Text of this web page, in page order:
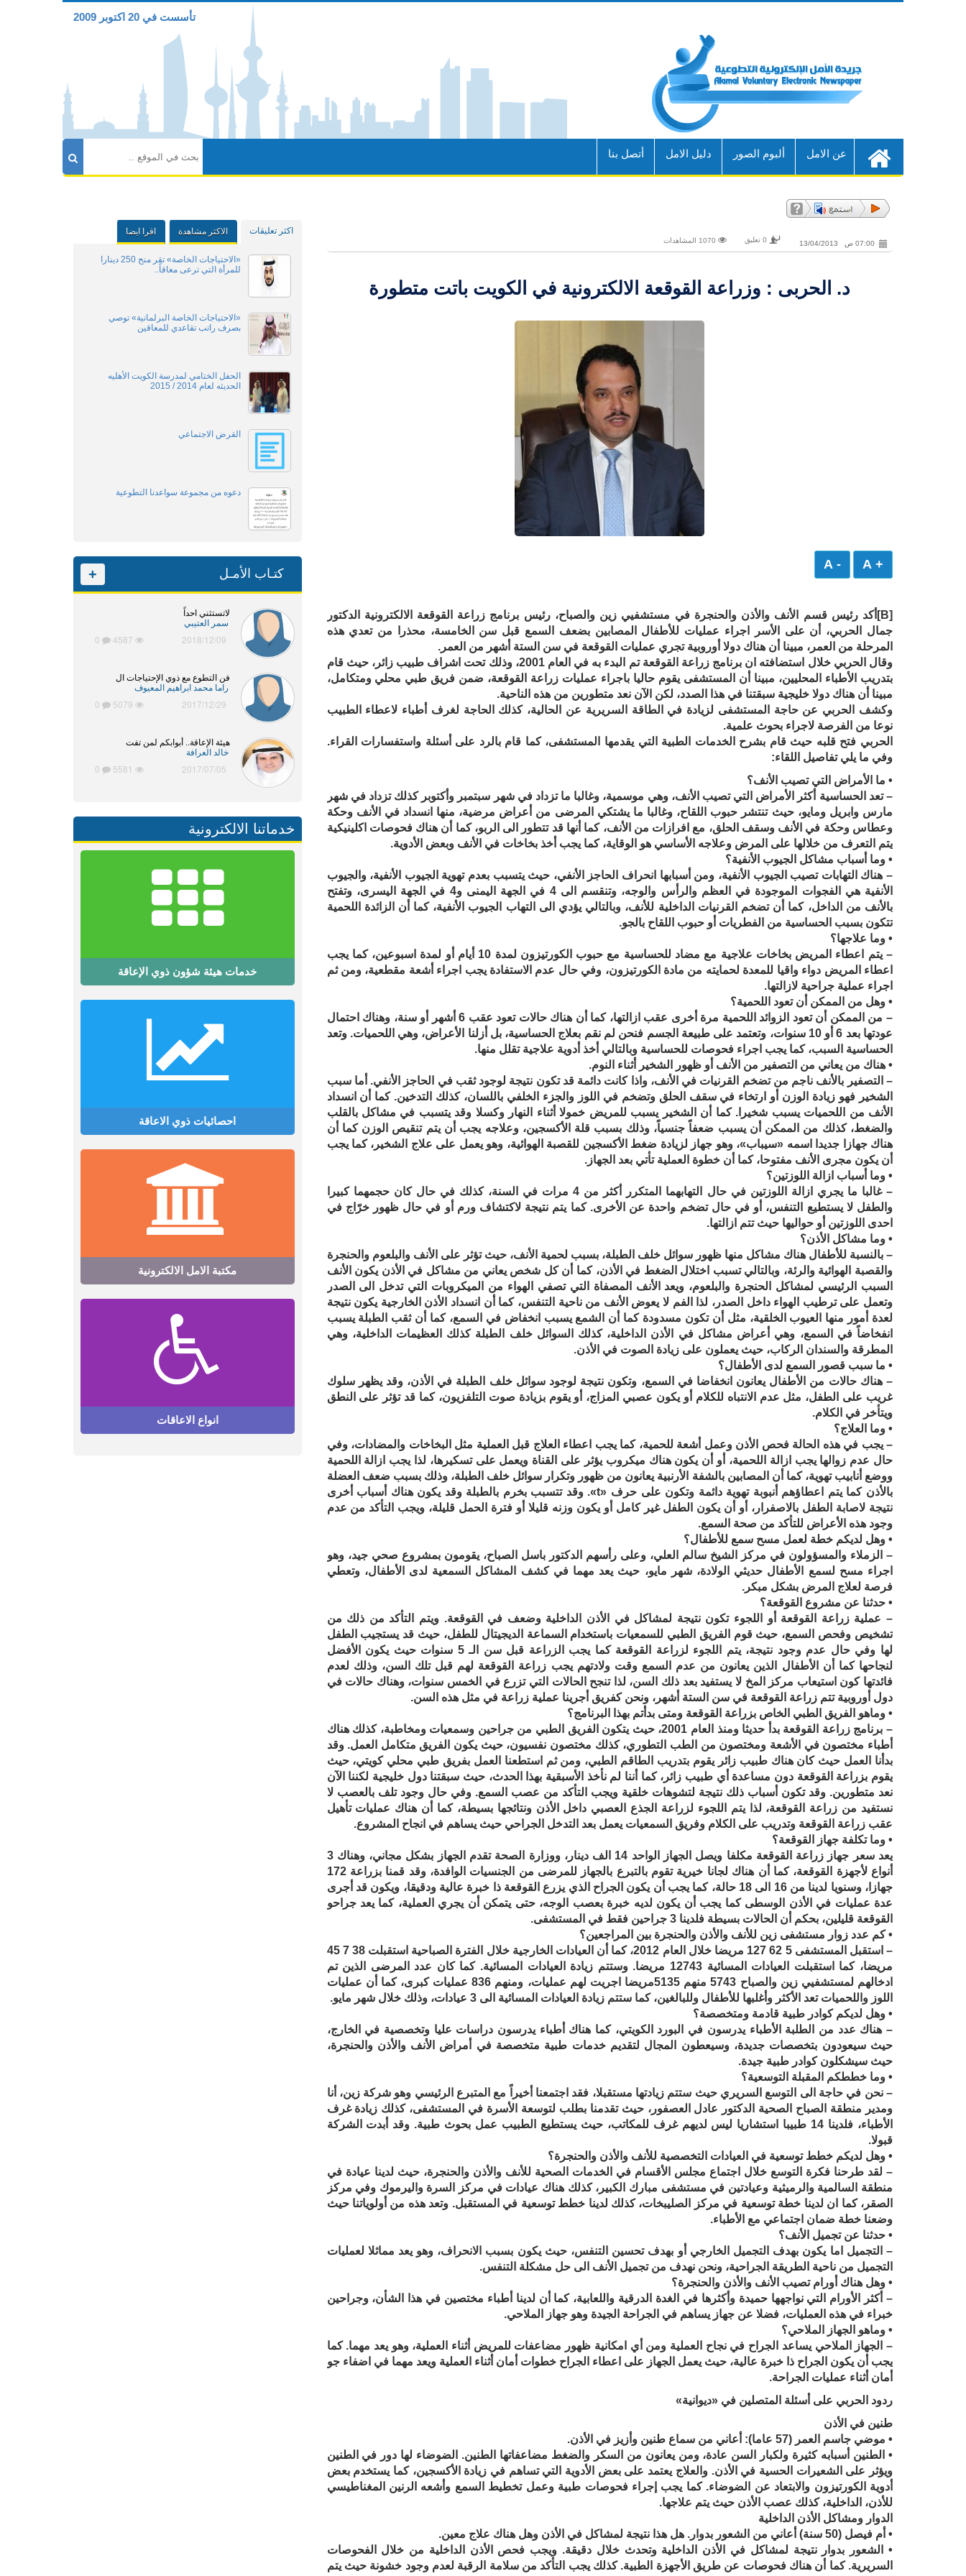
تأسست في 20 اكتوبر 2009
عن الامل ألبوم الصور دليل الامل أتصل بنا
07:00 ص 13/04/2013 0 تعليق
د. الحربى : وزراعة القوقعة الالكترونية في الكويت باتت متطورة
+ A
- A
[B]أكد رئيس قسم الأنف والأذن والحنجرة في مستشفيي زين والصباح، رئيس برنامج زراعة القوقعة الالكترونية الدكتور
جمال الحربي، أن على الأسر اجراء عمليات للأطفال المصابين بضعف السمع قبل سن الخامسة، محذرا من تعدي هذه
المرحلة من العمر، مبينا أن هناك دولا أوروبية تجري عمليات القوقعة في سن الستة أشهر من العمر.
وقال الحربي خلال استضافته ان برنامج زراعة القوقعة تم البدء به في العام 2001، وذلك تحت اشراف طبيب زائر، حيث قام
بتدريب الأطباء المحليين، مبينا أن المستشفى يقوم حاليا باجراء عمليات زراعة القوقعة، ضمن فريق طبي محلي ومتكامل،
مبينا أن هناك دولا خليجية سبقتنا في هذا الصدد، لكن الآن نعد متطورين من هذه الناحية.
وكشف الحربي عن حاجة المستشفى لزيادة في الطاقة السريرية عن الحالية، كذلك الحاجة لغرف أطباء لاعطاء الطبيب
نوعا من الفرصة لاجراء بحوث علمية.
الحربي فتح قلبه حيث قام بشرح الخدمات الطبية التي يقدمها المستشفى، كما قام بالرد على أسئلة واستفسارات القراء.
وفي ما يلي تفاصيل اللقاء:
• ما الأمراض التي تصيب الأنف؟
– تعد الحساسية أكثر الأمراض التي تصيب الأنف، وهي موسمية، وغالبا ما تزداد في شهر سبتمبر وأكتوبر كذلك تزداد في شهر
مارس وابريل ومايو، حيث تنتشر حبوب اللقاح، وغالبا ما يشتكي المرضى من أعراض مرضية، منها انسداد في الأنف وحكة
وعطاس وحكة في الأنف وسقف الحلق، مع افرازات من الأنف، كما أنها قد تتطور الى الربو، كما أن هناك فحوصات اكلينيكية
يتم التعرف من خلالها على المرض وعلاجه الأساسي هو الوقاية، كما يجب أخذ بخاخات في الأنف وبعض الأدوية.
• وما أسباب مشاكل الجيوب الأنفية؟
– هناك التهابات تصيب الجيوب الأنفية، ومن أسبابها انحراف الحاجز الأنفي، حيث يتسبب بعدم تهوية الجيوب الأنفية، والجيوب
الأنفية هي الفجوات الموجودة في العظم والرأس والوجه، وتنقسم الى 4 في الجهة اليمنى و4 في الجهة اليسرى، وتفتح
بالأنف من الداخل، كما أن تضخم القرنيات الداخلية للأنف، وبالتالي يؤدي الى التهاب الجيوب الأنفية، كما أن الزائدة اللحمية
تتكون بسبب الحساسية من الفطريات أو حبوب اللقاح بالجو.
• وما علاجها؟
– يتم اعطاء المريض بخاخات علاجية مع مضاد للحساسية مع حبوب الكورتيزون لمدة 10 أيام أو لمدة اسبوعين، كما يجب
اعطاء المريض دواء واقيا للمعدة لحمايته من مادة الكورتيزون، وفي حال عدم الاستفادة يجب اجراء أشعة مقطعية، ومن ثم
اجراء عملية جراحية لازالتها.
• وهل من الممكن أن تعود اللحمية؟
– من الممكن أن تعود الزوائد اللحمية مرة أخرى عقب ازالتها، كما أن هناك حالات تعود عقب 6 أشهر أو سنة، وهناك احتمال
عودتها بعد 6 أو 10 سنوات، وتعتمد على طبيعة الجسم فنحن لم نقم بعلاج الحساسية، بل أزلنا الأعراض، وهي اللحميات. وتعد
الحساسية السبب، كما يجب اجراء فحوصات للحساسية وبالتالي أخذ أدوية علاجية تقلل منها.
• هناك من يعاني من التصفير من الأنف أو ظهور الشخير أثناء النوم.
– التصفير بالأنف ناجم من تضخم القرنيات في الأنف، واذا كانت دائمة قد تكون نتيجة لوجود ثقب في الحاجز الأنفي. أما سبب
الشخير فهو زيادة الوزن أو ارتخاء في سقف الحلق وتضخم في اللوز والجزء الخلفي باللسان، كذلك التدخين. كما أن انسداد
الأنف من اللحميات يسبب شخيرا. كما أن الشخير يسبب للمريض خمولا أثناء النهار وكسلا وقد يتسبب في مشاكل بالقلب
والضغط، كذلك من الممكن أن يسبب ضعفاً جنسياً، وذلك بسبب قلة الأكسجين، وعلاجه يجب أن يتم تنقيص الوزن كما أن
هناك جهازا جديدا اسمه «سيباب»، وهو جهاز لزيادة ضغط الأكسجين للقصبة الهوائية، وهو يعمل على علاج الشخير، كما يجب
أن يكون مجرى الأنف مفتوحا، كما أن خطوة العملية تأتي بعد الجهاز.
• وما أسباب ازالة اللوزتين؟
– غالبا ما يجري ازالة اللوزتين في حال التهابهما المتكرر أكثر من 4 مرات في السنة، كذلك في حال كان حجمهما كبيرا
والطفل لا يستطيع التنفس، أو في حال تضخم واحدة عن الأخرى. كما يتم نتيجة لاكتشاف ورم أو في حال ظهور خرّاج في
احدى اللوزتين أو حواليها حيث تتم ازالتها.
• وما مشاكل الأذن؟
– بالنسبة للأطفال هناك مشاكل منها ظهور سوائل خلف الطبلة، بسبب لحمية الأنف، حيث تؤثر على الأنف والبلعوم والحنجرة
والقصبة الهوائية والرئة، وبالتالي تسبب اختلال الضغط في الأذن، كما أن كل شخص يعاني من مشاكل في الأذن يكون الأنف
السبب الرئيسي لمشاكل الحنجرة والبلعوم، ويعد الأنف المصفاة التي تصفي الهواء من الميكروبات التي تدخل الى الصدر
وتعمل على ترطيب الهواء داخل الصدر، لذا الفم لا يعوض الأنف من ناحية التنفس، كما أن انسداد الأذن الخارجية يكون نتيجة
لعدة أمور منها العيوب الخلقية، مثل أن تكون مسدودة كما أن الشمع يسبب انخفاض في السمع، كما أن ثقب الطبلة يسبب
انفخاضاً في السمع، وهي أعراض مشاكل في الأذن الداخلية، كذلك السوائل خلف الطبلة كذلك العظيمات الداخلية، وهي
المطرقة والسندان الركاب، حيث يعملون على زيادة الصوت في الأذن.
• ما سبب قصور السمع لدى الأطفال؟
– هناك حالات من الأطفال يعانون انخفاضا في السمع، وتكون نتيجة لوجود سوائل خلف الطبلة في الأذن، وقد يظهر سلوك
غريب على الطفل، مثل عدم الانتباه للكلام أو يكون عصبي المزاج، أو يقوم بزيادة صوت التلفزيون، كما قد تؤثر على النطق
ويتأخر في الكلام.
• وما العلاج؟
– يجب في هذه الحالة فحص الأذن وعمل أشعة للحمية، كما يجب اعطاء العلاج قبل العملية مثل البخاخات والمضادات، وفي
حال عدم زوالها يجب ازالة اللحمية، أو أن يكون هناك ميكروب يؤثر على القناة ويعمل على تسكيرها، لذا يجب ازالة اللحمية
ووضع أنابيب تهوية، كما أن المصابين بالشفة الأرنبية يعانون من ظهور وتكرار سوائل خلف الطبلة، وذلك بسبب ضعف العضلة
بالأذن كما يتم اعطاؤهم أنبوبة تهوية دائمة وتكون على حرف «t». وقد تتسبب بخرم بالطبلة وقد يكون هناك أسباب أخرى
نتيجة لاصابة الطفل بالاصفرار، أو أن يكون الطفل غير كامل أو يكون وزنه قليلا أو فترة الحمل قليلة، ويجب التأكد من عدم
وجود هذه الأعراض للتأكد من صحة السمع.
• وهل لديكم خطة لعمل مسح سمع للأطفال؟
– الزملاء والمسؤولون في مركز الشيخ سالم العلي، وعلى رأسهم الدكتور باسل الصباح، يقومون بمشروع صحي جيد، وهو
اجراء مسح لسمع الأطفال حديثي الولادة، شهر مايو، حيث يعد مهما في كشف المشاكل السمعية لدى الأطفال، وتعطي
فرصة لعلاج المرض بشكل مبكر.
• حدثنا عن مشروع القوقعة؟
– عملية زراعة القوقعة أو اللجوء تكون نتيجة لمشاكل في الأذن الداخلية وضعف في القوقعة. ويتم التأكد من ذلك من
تشخيص وفحص السمع، حيث قوم الفريق الطبي للسمعيات باستخدام السماعة الديجيتال للطفل، حيث قد يستجيب الطفل
لها وفي حال عدم وجود نتيجة، يتم اللجوء لزراعة القوقعة كما يجب الزراعة قبل سن الـ 5 سنوات حيث يكون الأفضل
لنجاحها كما أن الأطفال الذين يعانون من عدم السمع وقت ولادتهم يجب زراعة القوقعة لهم قبل تلك السن، وذلك لعدم
فائدتها كون استيعاب مركز المخ لا يستفيد بعد ذلك السن، لذا تنجح الحالات التي تزرع في الخمس سنوات، وهناك حالات في
دول أوروبية تتم زراعة القوقعة في سن الستة أشهر، ونحن كفريق أجرينا عملية زراعة في مثل هذه السن.
• وماهو الفريق الطبي الخاص بزراعة القوقعة ومتى بدأتم بهذا البرنامج؟
– برنامج زراعة القوقعة بدأ حديثا ومنذ العام 2001، حيث يتكون الفريق الطبي من جراحين وسمعيات ومخاطبة، كذلك هناك
أطباء مختصون في الأشعة ومختصون من الطب التطوري، كذلك مختصون نفسيون، حيث يكون الفريق متكامل العمل. وقد
بدأنا العمل حيث كان هناك طبيب زائر يقوم بتدريب الطاقم الطبي، ومن ثم استطعنا العمل بفريق طبي محلي كويتي، حيث
يقوم بزراعة القوقعة دون مساعدة أي طبيب زائر، كما أننا لم نأخذ الأسبقية بهذا الحدث، حيث سبقتنا دول خليجية لكننا الآن
نعد متطورين. وقد تكون أسباب ذلك نتيجة لتشوهات خلقية ويجب التأكد من عصب السمع. وفي حال وجود تلف بالعصب لا
نستفيد من زراعة القوقعة، لذا يتم اللجوء لزراعة الجذع العصبي داخل الأذن ونتائجها بسيطة، كما أن هناك عمليات تأهيل
عقب زراعة القوقعة وتدريب على الكلام وفريق السمعيات يعمل بعد التدخل الجراحي حيث يساهم في انجاح المشروع.
• وما تكلفة جهاز القوقعة؟
يعد سعر جهاز زراعة القوقعة مكلفا ويصل الجهاز الواحد 14 الف دينار، ووزارة الصحة تقدم الجهاز بشكل مجاني، وهناك 3
أنواع لأجهزة القوقعة، كما أن هناك لجانا خيرية تقوم بالتبرع بالجهاز للمرضى من الجنسيات الوافدة، وقد قمنا بزراعة 172
جهازا، وسنويا لدينا من 16 الى 18 حالة، كما يجب أن يكون الجراح الذي يزرع القوقعة ذا خبرة عالية ودقيقا، ويكون قد أجرى
عدة عمليات في الأذن الوسطى كما يجب أن يكون لديه خبرة بعصب الوجه، حتى يتمكن أن يجري العملية، كما يعد جراحو
القوقعة قليلين، بحكم أن الحالات بسيطة فلدينا 3 جراحين فقط في المستشفى.
• كم عدد زوار مستشفى زين للأنف والأذن والحنجرة بين المراجعين؟
– استقبل المستشفى 5 62 127 مريضا خلال العام 2012، كما أن العيادات الخارجية خلال الفترة الصباحية استقبلت 38 7 45
مريضا، كما استقبلت العيادات المسائية 12743 مريضا. وستتم زيادة العيادات المسائية. كما كان عدد المرضى الذين تم
ادخالهم لمستشفيي زين والصباح 5743 منهم 5135مريضا اجريت لهم عمليات، ومنهم 836 عمليات كبرى، كما أن عمليات
اللوز واللحميات تعد الأكثر وأغلبها للأطفال وللبالغين، كما ستتم زيادة العيادات المسائية الى 3 عيادات، وذلك خلال شهر مايو.
• وهل لديكم كوادر طبية قادمة ومتخصصة؟
– هناك عدد من الطلبة الأطباء يدرسون في البورد الكويتي، كما هناك أطباء يدرسون دراسات عليا وتخصصية في الخارج،
حيث سيعودون بتخصصات جديدة، وسيعطون المجال لتقديم خدمات طبية متخصصة في أمراض الأنف والأذن والحنجرة،
حيث سيشكلون كوادر طبية جيدة.
• وما خططكم المقبلة التوسعية؟
– نحن في حاجة الى التوسع السريري حيث ستتم زيادتها مستقبلا، فقد اجتمعنا أخيراً مع المتبرع الرئيسي وهو شركة زين، أنا
ومدير منطقة الصباح الصحية الدكتور عادل العصفور، حيث تقدمنا بطلب لتوسعة الأسرة في المستشفى، كذلك زيادة غرف
الأطباء، فلدينا 14 طبيبا استشاريا ليس لديهم غرف للمكاتب، حيث يستطيع الطبيب عمل بحوث طبية. وقد أبدت الشركة
قبولا.
• وهل لديكم خطط توسعية في العيادات التخصصية للأنف والأذن والحنجرة؟
– لقد طرحنا فكرة التوسع خلال اجتماع مجلس الأقسام في الخدمات الصحية للأنف والأذن والحنجرة، حيث لدينا عيادة في
منطقة السالمية والرميثية وعيادتين في مستشفى مبارك الكبير، كذلك هناك عيادات في مركز السرة واليرموك وفي مركز
الصقر، كما ان لدينا خطة توسعية في مركز الصليبخات، كذلك لدينا خطط توسعية في المستقبل. وتعد هذه من أولوياتنا حيث
وضعنا خطة ضمان اجتماعي مع الأطباء.
• حدثنا عن تجميل الأنف؟
– التجميل اما يكون بهدف التجميل الخارجي أو بهدف تحسين التنفس، حيث يكون بسبب الانحراف، وهو يعد مماثلا لعمليات
التجميل من ناحية الطريقة الجراحية، ونحن نهدف من تجميل الأنف الى حل مشكلة التنفس.
• وهل هناك أورام تصيب الأنف والأذن والحنجرة؟
– أكثر الأورام التي نواجهها حميدة وأكثرها في الغدة الدرقية واللعابية، كما أن لدينا أطباء مختصين في هذا الشأن، وجراحين
خبراء في هذه العمليات، فضلا عن جهاز يساهم في الجراحة الجيدة وهو جهاز الملاحي.
• وماهو الجهاز الملاحي؟
– الجهاز الملاحي يساعد الجراح في نجاح العملية ومن أي امكانية ظهور مضاعفات للمريض أثناء العملية، وهو يعد مهما. كما
يجب أن يكون الجراح ذا خبرة عالية، حيث يعمل الجهاز على اعطاء الجراح خطوات أمان أثناء العملية ويعد مهما في اضفاء جو
أمان أثناء عمليات الجراحة.
ردود الحربي على أسئلة المتصلين في «ديوانية»
طنين في الأذن
• موضي جاسم العمر (57 عاما): أعاني من سماع طنين وأزيز في الأذن.
• الطنين أسبابه كثيرة ولكبار السن عادة، ومن يعانون من السكر والضغط مضاعفاتها الطنين. الضوضاء لها دور في الطنين
ويؤثر على الشعيرات الحسية في الأذن. والعلاج يعتمد على بعض الأدوية التي تساهم في زيادة الأكسجين، كما يستخدم بعض
أدوية الكورتيزون والابتعاد عن الضوضاء. كما يجب إجراء فحوصات طبية وعمل تخطيط السمع وأشعه الرنين المغناطيسي
للأذن، الداخلية، كذلك عصب الأذن حيث يتم علاجها.
الدوار ومشاكل الأذن الداخلية
• أم فيصل (50 سنة) أعاني من الشعور بدوار. هل هذا نتيجة لمشاكل في الأذن وهل هناك علاج معين.
• الشعور بدوار نتيجة لمشاكل في الأذن الداخلية وتحدث خلال دقيقة. ويجب فحص الأذن الداخلية من خلال الفحوصات
السريرية. كما أن هناك فحوصات عن طريق الأجهزة الطبية. كذلك يجب التأكد من سلامة الرقبة لعدم وجود خشونة حيث يتم
اكثر تعليقات الاكثر مشاهدة اقرا ايضا
«الاحتياجات الخاصة» تقر منح 250 دينارا
للمرأة التي ترعى معاقاً..
«الاحتياجات الخاصة البرلمانية» توصي
بصرف راتب تقاعدي للمعاقين
الحفل الختامي لمدرسة الكويت الأهليه
الحديثه لعام 2014 / 2015
القرض الاجتماعي
دعوه من مجموعة سواعدنا التطوعية
كتـاب الأمـل +
لاتستثني احداً
سمر العتيبي
2018/12/09
فن التطوع مع ذوي الإحتياجات ال
راما محمد ابراهيم المعيوف
2017/12/29
هيئة الإعاقة.. أبوابكم لمن تفت
خالد العرافة
2017/07/05
خدماتنا الالكترونية
خدمات هيئة شؤون ذوي الإعاقة
احصائيات ذوي الاعاقة
مكتبة الامل الالكترونية
انواع الاعاقات